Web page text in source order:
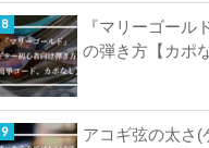
『マリーゴール
の弾き方【カポ
アコギ弦の太さ(